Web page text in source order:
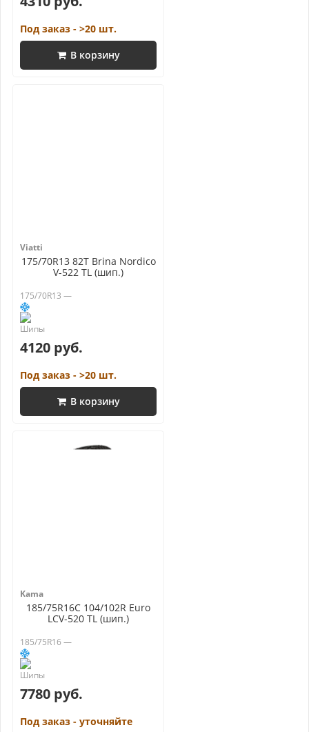
Под заказ - >20 шт.
В корзину
Viatti
175/70R13 82T Brina Nordico
V-522 TL (шип.)
175/70R13 —
4120 руб.
Под заказ - >20 шт.
В корзину
Kama
185/75R16C 104/102R Euro
LCV-520 TL (шип.)
185/75R16 —
7780 руб.
Под заказ - уточняйте